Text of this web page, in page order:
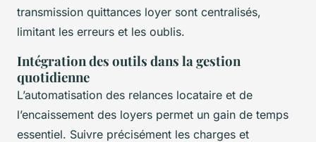
transmission quittances loyer sont centralisés,
limitant les erreurs et les oublis.
Intégration des outils dans la gestion
quotidienne
L’automatisation des relances locataire et de
l’encaissement des loyers permet un gain de temps
essentiel. Suivre précisément les charges et